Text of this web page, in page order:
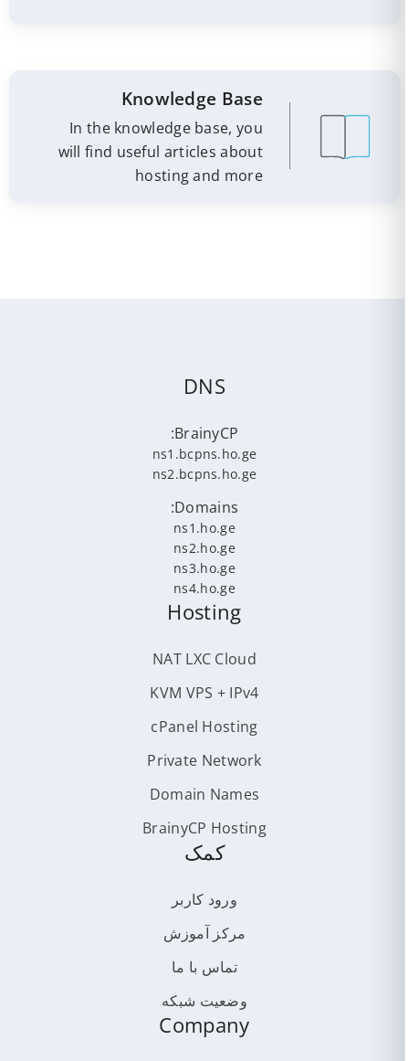
Knowledge Base
In the knowledge base, you
will find useful articles about
hosting and more
DNS
BrainyCP:
ns1.bcpns.ho.ge
ns2.bcpns.ho.ge
Domains:
ns1.ho.ge
ns2.ho.ge
ns3.ho.ge
ns4.ho.ge
Hosting
NAT LXC Cloud
KVM VPS + IPv4
cPanel Hosting
Private Network
Domain Names
BrainyCP Hosting
کمک
ورود کاربر
مرکز آموزش
تماس با ما
وضعیت شبکه
Company